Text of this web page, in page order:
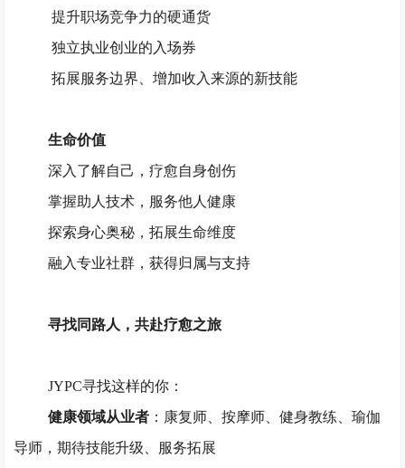
提升职场竞争力的硬通货
独立执业创业的入场券
拓展服务边界、增加收入来源的新技能
生命价值
深入了解自己，疗愈自身创伤
掌握助人技术，服务他人健康
探索身心奥秘，拓展生命维度
融入专业社群，获得归属与支持
寻找同路人，共赴疗愈之旅
JYPC寻找这样的你：
健康领域从业者：康复师、按摩师、健身教练、瑜伽
导师，期待技能升级、服务拓展